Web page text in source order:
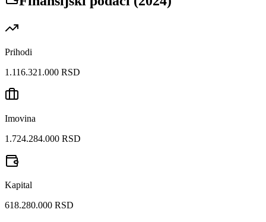
Prihodi
1.116.321.000 RSD
Imovina
1.724.284.000 RSD
Kapital
618.280.000 RSD